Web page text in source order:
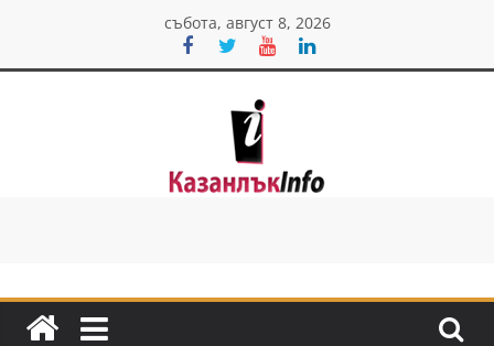
content
събота, август 8, 2026
Казанлък
Н